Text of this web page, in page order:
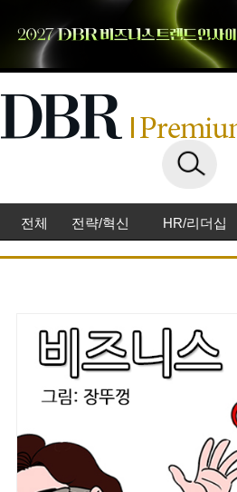
전체 전략/혁신 HR/리더십